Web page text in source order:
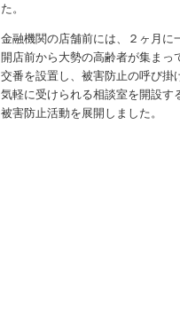
た。
金融機関の店舗前には、２ヶ月に
開店前から大勢の高齢者が集まっ
交番を設置し、被害防止の呼び掛
気軽に受けられる相談室を開設す
被害防止活動を展開しました。